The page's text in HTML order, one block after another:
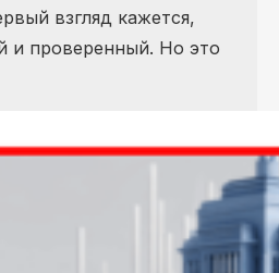
взгляд кажется,
и проверенный. Но это